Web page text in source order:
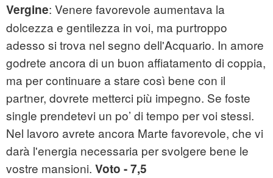
Vergine: Venere favorevole aumentava la
dolcezza e gentilezza in voi, ma purtroppo
adesso si trova nel segno dell'Acquario. In amore
godrete ancora di un buon affiatamento di coppia,
ma per continuare a stare così bene con il
partner, dovrete metterci più impegno. Se foste
single prendetevi un po’ di tempo per voi stessi.
Nel lavoro avrete ancora Marte favorevole, che vi
darà l'energia necessaria per svolgere bene le
vostre mansioni. Voto - 7,5